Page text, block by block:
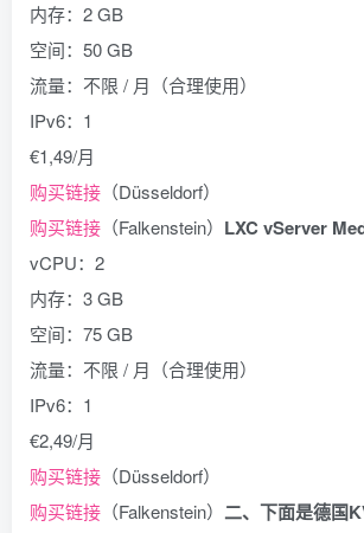
内存：2 GB
空间：50 GB
流量：不限 / 月（合理使用）
IPv6：1
€1,49/月
购买链接 （Düsseldorf）
购买链接 （Falkenstein） LXC vServer
vCPU：2
内存：3 GB
空间：75 GB
流量：不限 / 月（合理使用）
IPv6：1
€2,49/月
购买链接 （Düsseldorf）
购买链接 （Falkenstein） 二、下面是德国